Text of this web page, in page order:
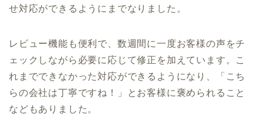
せ対応ができるようにまでなりました。
レビュー機能も便利で、数週間に一度お客様の声をチ
ェックしながら必要に応じて修正を加えています。こ
れまでできなかった対応ができるようになり、「こち
らの会社は丁寧ですね！」とお客様に褒められること
などもありました。